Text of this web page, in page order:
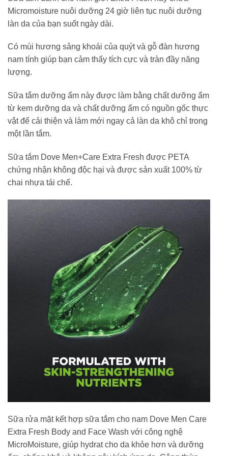
Micromoisture nuôi dưỡng 24 giờ liên tục nuôi dưỡng
làn da của bạn suốt ngày dài.
Có mùi hương sảng khoái của quýt và gỗ đàn hương
nam tính giúp bạn cảm thấy tích cực và tràn đầy năng
lượng.
Sữa tắm dưỡng ẩm này được làm bằng chất dưỡng ẩm
từ kem dưỡng da và chất dưỡng ẩm có nguồn gốc thực
vật để cải thiện và làm mới ngay cả làn da khô chỉ trong
một lần tắm.
Sữa tắm Dove Men+Care Extra Fresh được PETA
chứng nhận không độc hại và được sản xuất 100% từ
chai nhựa tái chế.
Sữa rửa mặt kết hợp sữa tắm cho nam Dove Men Care
Extra Fresh Body and Face Wash với công nghệ
MicroMoisture, giúp hydrat cho da khỏe hơn và dưỡng